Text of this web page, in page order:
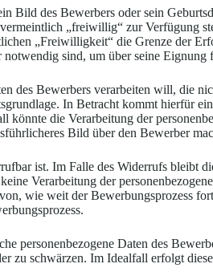
Bild des Bewerbers oder sein
„freiwillig“ zur Verfügung
„Freiwilligkeit“ die Grenze der
sind, um über seine Eignung
des Bewerbers verarbeiten will, die
In Betracht kommt hierfür
könnte die Verarbeitung der
Bild über den Bewerber
ist. Im Falle des Widerrufs bleibt
Verarbeitung der
wie weit der Bewerbungsprozess
personenbezogene Daten des
zu schwärzen. Im Idealfall erfolgt